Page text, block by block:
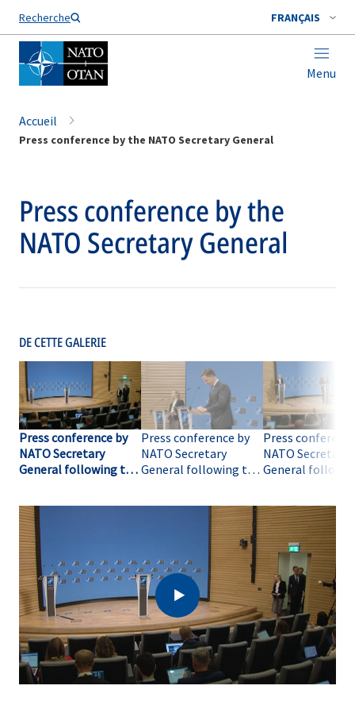
Recherche FRANÇAIS
Menu
Nom de famille*
Accueil
Press conference by the NATO Secretary General
Press conference by the
NATO Secretary General
DE CETTE GALERIE
Press conference by
NATO Secretary
General following the
Affairs (opening
remarks)
Press conference by
NATO Secretary
General following the
Press
NATO Secretary
General
Affairs (Q&A-02)